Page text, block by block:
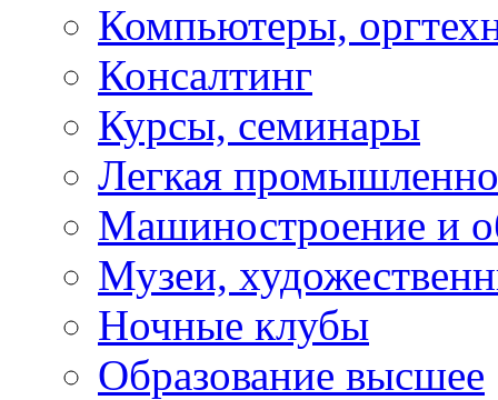
Компьютеры,
Консалтинг
Курсы, семинары
Легкая
Машиностроение и
Музеи,
Ночные клубы
Образование высшее